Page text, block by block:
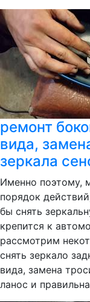
ремонт
вида,
зеркала
Именно поэтому,
порядок
бы снять
крепится к
рассмотрим
снять зеркало
вида, замена
ланос и